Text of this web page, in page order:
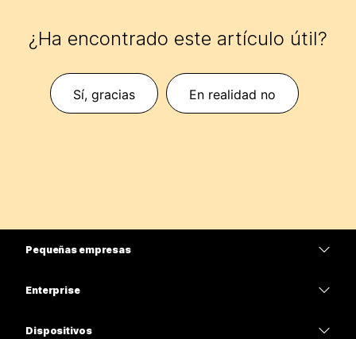
¿Ha encontrado este artículo útil?
Sí, gracias En realidad no
Pequeñas empresas
Enterprise
Dispositivos